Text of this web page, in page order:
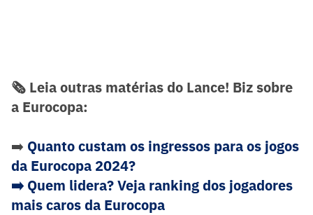
🗞️ Leia outras matérias do Lance! Biz sobre
a Eurocopa:
➡️ Quanto custam os ingressos para os jogos
da Eurocopa 2024?
➡️ Quem lidera? Veja ranking dos jogadores
mais caros da Eurocopa